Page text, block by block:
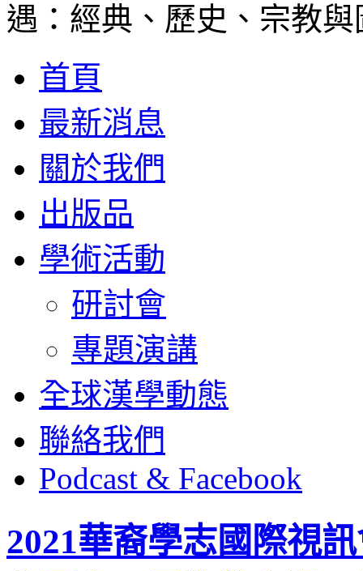
遇：經典、歷史、宗教與
首頁
最新消息
關於我們
出版品
學術活動
研討會
專題演講
全球漢學動態
聯絡我們
Podcast & Facebook
2021華裔學志國際視